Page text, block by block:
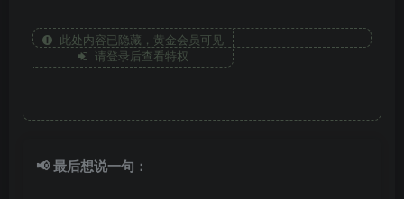
此处内容已隐藏，黄金会员可见
请登录后查看特权
📢 最后想说一句：